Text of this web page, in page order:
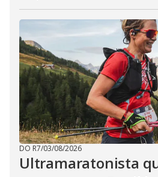
DO R7/03/08/2026
Ultramaratonista